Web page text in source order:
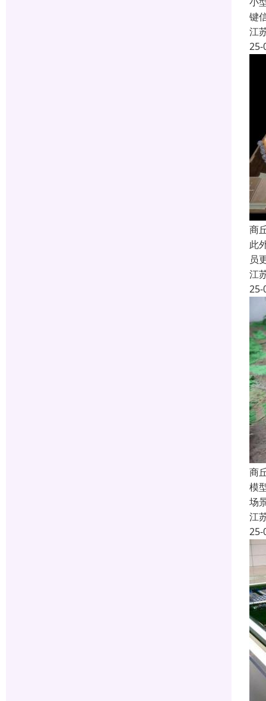
键
江
25-
商
此
员
江
25-
商
模
场
江
25-